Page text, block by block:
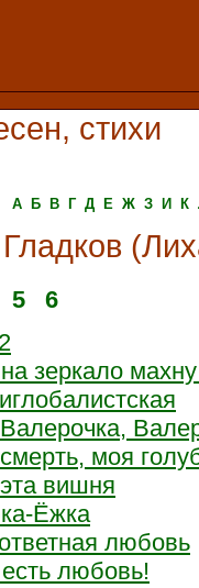
стихи
А
Б В Г Д Е Ж З И К
5
6
зеркало
моя
вишня
Ёжка
любовь
любовь!